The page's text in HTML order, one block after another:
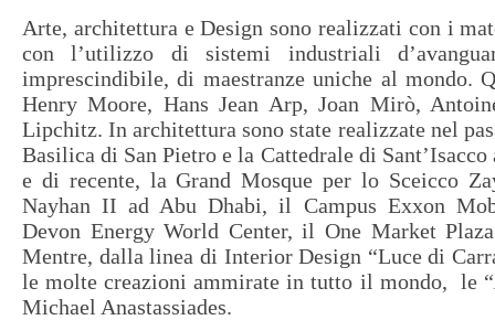
Arte, architettura e Design sono realizzati con i
con l’utilizzo di sistemi industriali
imprescindibile, di maestranze uniche al mondo.
Henry Moore, Hans Jean Arp, Joan Mirò,
Lipchitz. In architettura sono state realizzate nel
Basilica di San Pietro e la Cattedrale di Sant’Isacco
e di recente, la Grand Mosque per lo Sceicco
Nayhan II ad Abu Dhabi, il Campus Exxon
Devon Energy World Center, il One Market
Mentre, dalla linea di Interior Design “Luce di
le molte creazioni ammirate in tutto il mondo, le “
Michael Anastassiades.